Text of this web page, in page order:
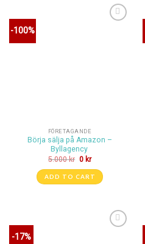
-100%
FÖRETAGANDE
Börja sälja på Amazon –
Byllagency
5.000kr 0 kr
ADD TO CART
-17%